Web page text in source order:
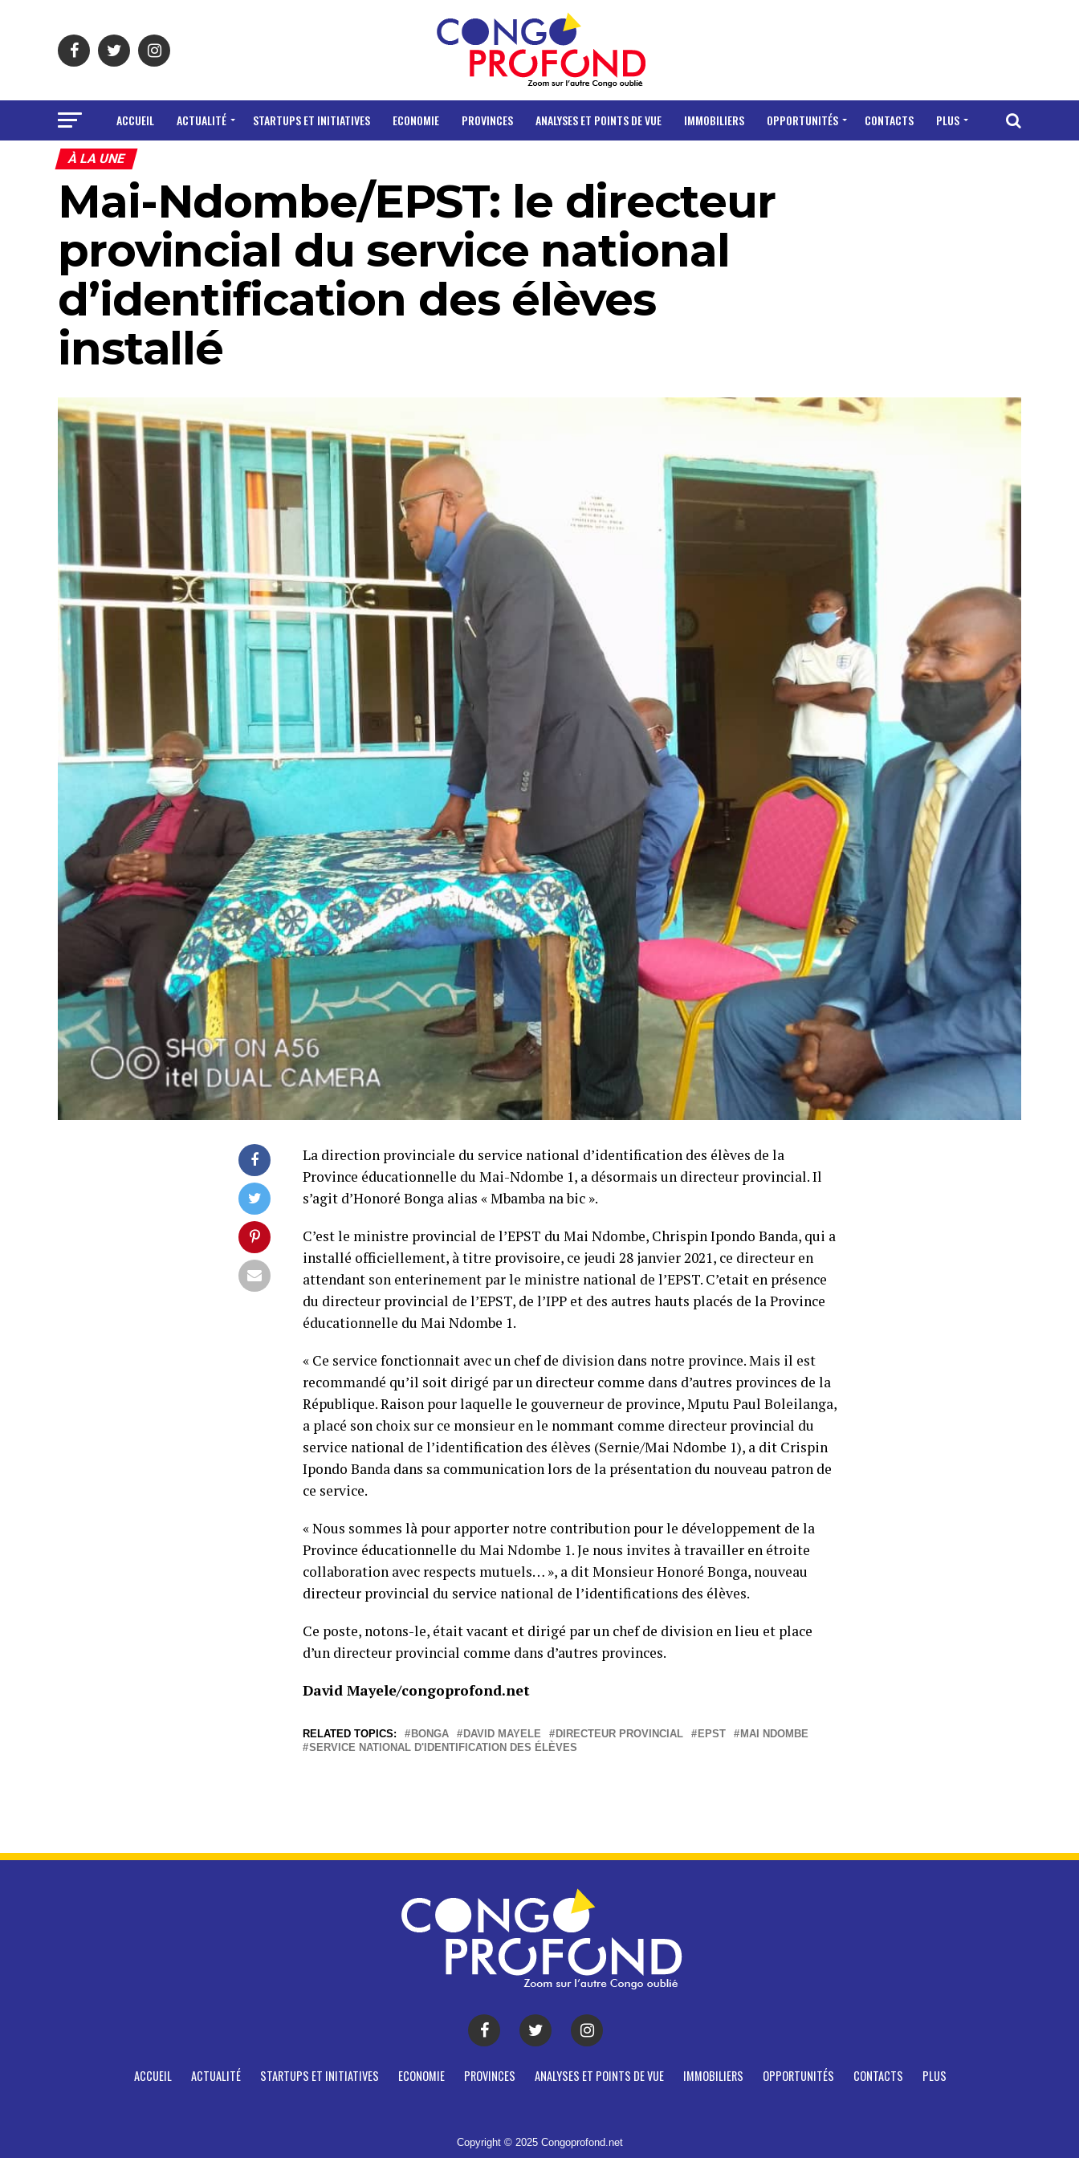
ACCUEIL ACTUALITÉ STARTUPS ET INITIATIVES ECONOMIE PROVINCES ANALYSES ET POINTS DE VUE IMMOBILIERS OPPORTUNITÉS CONTACTS PLUS
À LA UNE
Mai-Ndombe/EPST: le directeur
provincial du service national
d’identification des élèves
installé
La direction provinciale du service national d’identification des élèves de la
Province éducationnelle du Mai-Ndombe 1, a désormais un directeur provincial. Il
s’agit d’Honoré Bonga alias « Mbamba na bic ».
C’est le ministre provincial de l’EPST du Mai Ndombe, Chrispin Ipondo Banda, qui a
installé officiellement, à titre provisoire, ce jeudi 28 janvier 2021, ce directeur en
attendant son enterinement par le ministre national de l’EPST. C’etait en présence
du directeur provincial de l’EPST, de l’IPP et des autres hauts placés de la Province
éducationnelle du Mai Ndombe 1.
« Ce service fonctionnait avec un chef de division dans notre province. Mais il est
recommandé qu’il soit dirigé par un directeur comme dans d’autres provinces de la
République. Raison pour laquelle le gouverneur de province, Mputu Paul Boleilanga,
a placé son choix sur ce monsieur en le nommant comme directeur provincial du
service national de l’identification des élèves (Sernie/Mai Ndombe 1), a dit Crispin
Ipondo Banda dans sa communication lors de la présentation du nouveau patron de
ce service.
« Nous sommes là pour apporter notre contribution pour le développement de la
Province éducationnelle du Mai Ndombe 1. Je nous invites à travailler en étroite
collaboration avec respects mutuels… », a dit Monsieur Honoré Bonga, nouveau
directeur provincial du service national de l’identifications des élèves.
Ce poste, notons-le, était vacant et dirigé par un chef de division en lieu et place
d’un directeur provincial comme dans d’autres provinces.
David Mayele/congoprofond.net
RELATED TOPICS: BONGA DAVID MAYELE DIRECTEUR PROVINCIAL EPST
MAI NDOMBE
SERVICE NATIONAL D'IDENTIFICATION DES ÉLÈVES
ACCUEIL ACTUALITÉ STARTUPS ET INITIATIVES ECONOMIE PROVINCES ANALYSES ET POINTS DE VUE IMMOBILIERS OPPORTUNITÉS CONTACTS PLUS
Copyright © 2025 Congoprofond.net